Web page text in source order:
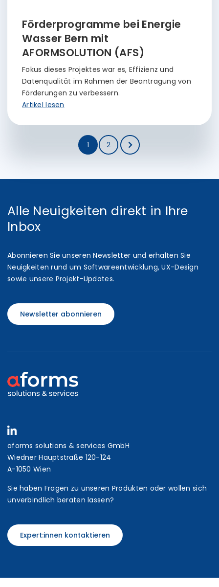
Förderprogramme bei Energie
Wasser Bern mit
AFORMSOLUTION (AFS)
Fokus dieses Projektes war es, Effizienz und
Datenqualität im Rahmen der Beantragung von
Förderungen zu verbessern.
Artikel lesen
1 2
Alle Neuigkeiten direkt in Ihre
Inbox
Abonnieren Sie unseren Newsletter und erhalten Sie
Neuigkeiten rund um Softwareentwicklung, UX-Design
sowie unsere Projekt-Updates.
Newsletter abonnieren
aforms solutions & services GmbH
Wiedner Hauptstraße 120-124
A-1050 Wien
Sie haben Fragen zu unseren Produkten oder wollen sich
unverbindlich beraten lassen?
Expert:innen kontaktieren